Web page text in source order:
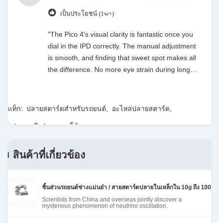
เป็นประโยชน์ (1w+)
"The Pico 4's visual clarity is fantastic once you
dial in the IPD correctly. The manual adjustment
is smooth, and finding that sweet spot makes all
the difference. No more eye strain during long
fantastic once you dial in the IPD correctly. The
taking the time to set it up properly!""The Pico 4's
finding that sweet spot makes all the difference.
No more eye strain during long sessions. Highly
recommend taking the time to set it up
แท็ก: ปลายสตาร์ดสําหรับรถยนต์ อะไหล่ปลายสตาร์ด
ปลายสต๊อปสตายออโต้
สินค้าที่เกี่ยวข้อง
ชิ้นส่วนรถยนต์ช่างแม่นยํา / สายสตาร์ดปลายในเหล็กใน 10g ถึง
Scientists from China and overseas jointly discover a
mysterious phenomenon of neutrino oscillation.